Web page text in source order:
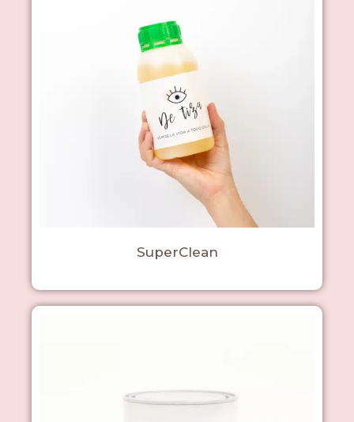
SuperClean